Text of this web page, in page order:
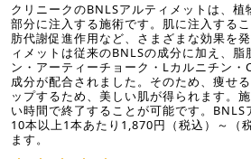
クリニークのBNLSアルティメットは、
部分に注入する施術です。肌に注入する
肪代謝促進作用など、さまざまな効果を
ィメットは従来のBNLSの成分に加え、
ン・アーティーチョーク・Lカルニチン・
成分が配合されました。そのため、痩せ
ップするため、美しい肌が得られます。
い時間で終了することが可能です。BNLS
10本以上1本あたり1,870円（税込）～（
ます。